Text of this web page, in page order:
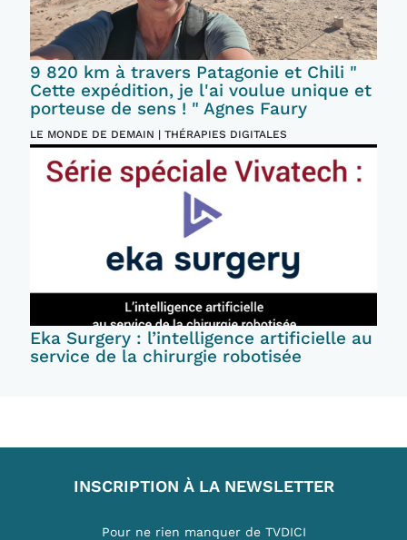
9 820 km à travers Patagonie et Chili "
Cette expédition, je l'ai voulue unique et
porteuse de sens ! " Agnes Faury
LE MONDE DE DEMAIN | THÉRAPIES DIGITALES
Eka Surgery : l’intelligence artificielle au
service de la chirurgie robotisée
INSCRIPTION À LA NEWSLETTER
Pour ne rien manquer de TVDICI